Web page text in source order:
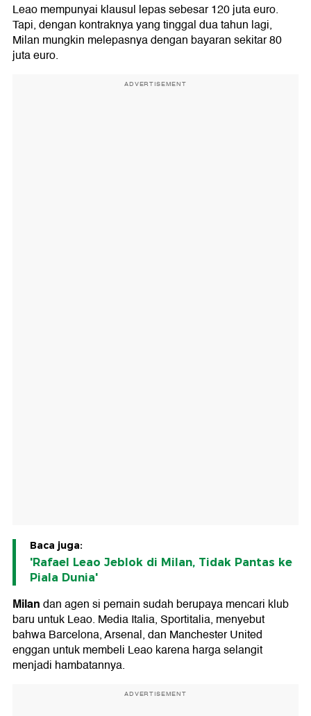
Leao mempunyai klausul lepas sebesar 120 juta euro.
Tapi, dengan kontraknya yang tinggal dua tahun lagi,
Milan mungkin melepasnya dengan bayaran sekitar 80
juta euro.
ADVERTISEMENT
Baca juga:
'Rafael Leao Jeblok di Milan, Tidak Pantas ke
Piala Dunia'
Milandan agen si pemain sudah berupaya mencari klub
baru untuk Leao. Media Italia, Sportitalia, menyebut
bahwa Barcelona, Arsenal, dan Manchester United
enggan untuk membeli Leao karena harga selangit
menjadi hambatannya.
ADVERTISEMENT